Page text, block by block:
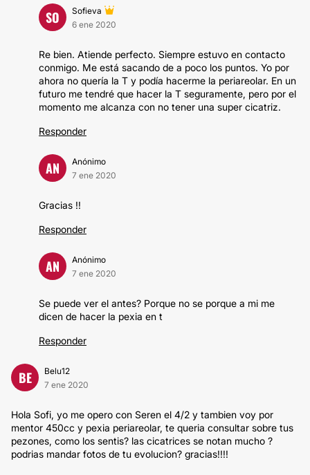
SO
Sofieva
6 ene 2020
Re bien. Atiende perfecto. Siempre estuvo en contacto
conmigo. Me está sacando de a poco los puntos. Yo por
ahora no quería la T y podía hacerme la periareolar. En un
futuro me tendré que hacer la T seguramente, pero por el
momento me alcanza con no tener una super cicatriz.
Responder
AN
Anónimo
7 ene 2020
Gracias !!
Responder
AN
Anónimo
7 ene 2020
Se puede ver el antes? Porque no se porque a mi me
dicen de hacer la pexia en t
Responder
BE
Belu12
7 ene 2020
Hola Sofi, yo me opero con Seren el 4/2 y tambien voy por
mentor 450cc y pexia periareolar, te queria consultar sobre tus
pezones, como los sentis? las cicatrices se notan mucho ?
podrias mandar fotos de tu evolucion? gracias!!!!